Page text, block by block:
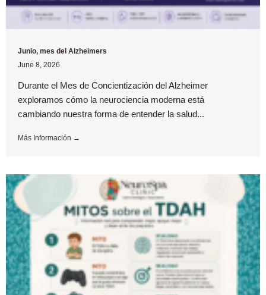
Junio, mes del Alzheimers
June 8, 2026
Durante el Mes de Concientización del Alzheimer
exploramos cómo la neurociencia moderna está
cambiando nuestra forma de entender la salud...
Más Información →